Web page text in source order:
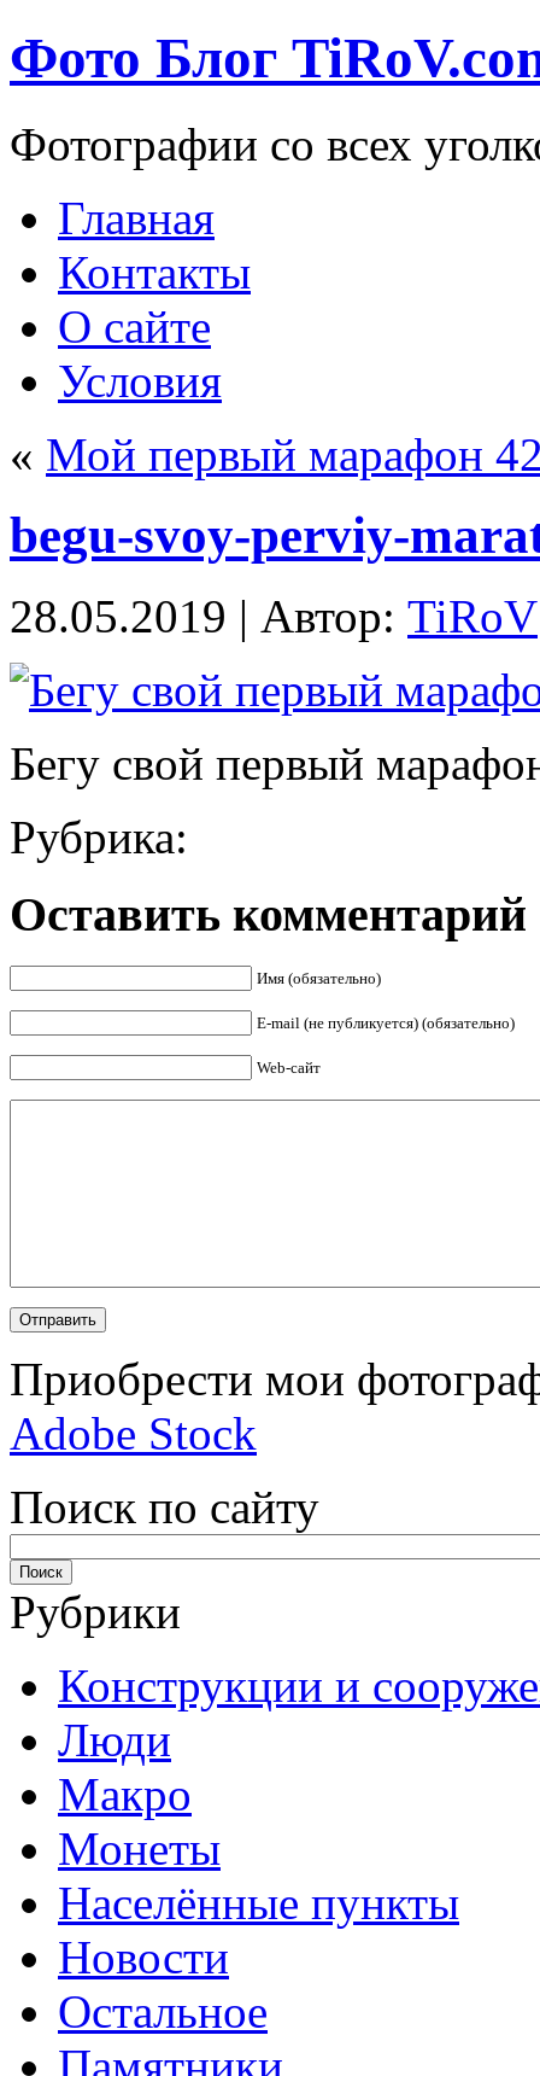
Фото Блог
Фотографии со всех
Главная
Контакты
О сайте
Условия
« Мой первый марафон
begu-svoy-perviy-
28.05.2019 | Автор: TiRoV
Бегу свой первый
Рубрика:
Оставить комментарий
Имя (обязательно)
E-mail (не публикуется) (обязательно)
Web-сайт
Приобрести мои
Adobe Stock
Поиск по сайту
Рубрики
Конструкции и
Люди
Макро
Монеты
Населённые пункты
Новости
Остальное